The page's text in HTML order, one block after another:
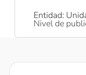
Entidad:
Nivel de